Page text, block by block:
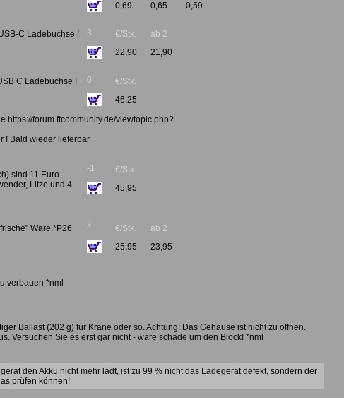
0,69
0,65
0,59
C Ladebuchse !
3
€/Stk.
22,90
ab 2
21,90
C Ladebuchse !
0
€/Stk.
46,25
https://forum.ftcommunity.de/viewtopic.php?
! Bald wieder lieferbar
sind 11 Euro
Litze und 4
-1
€/Stk.
45,95
Ware.*P26
4
€/Stk.
25,95
ab 2
23,95
verbauen *nml
Ballast (202 g) für Kräne oder so. Achtung: Das Gehäuse ist nicht zu öffnen.
Versuchen Sie es erst gar nicht - wäre schade um den Block! *nml
den Akku nicht mehr lädt, ist zu 99 % nicht das Ladegerät defekt, sondern der
prüfen können!